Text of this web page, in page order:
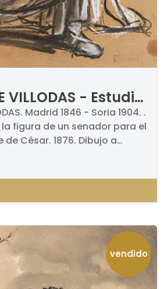
VILLODAS - Estudio
figura de un
el cuadro La
Madrid 1846 - Soria 1904. .
figura de un senador para el
César. 1876. Dibujo a
de testamentaría.
vendido